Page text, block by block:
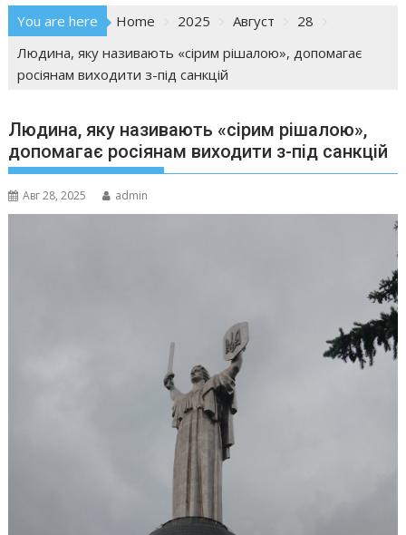
You are here Home 2025 Август
28
Людина, яку називають «сірим рішалою», допомагає
росіянам виходити з-під санкцій
Людина, яку називають «сірим рішалою»,
допомагає росіянам виходити з-під санкцій
Авг 28, 2025 admin